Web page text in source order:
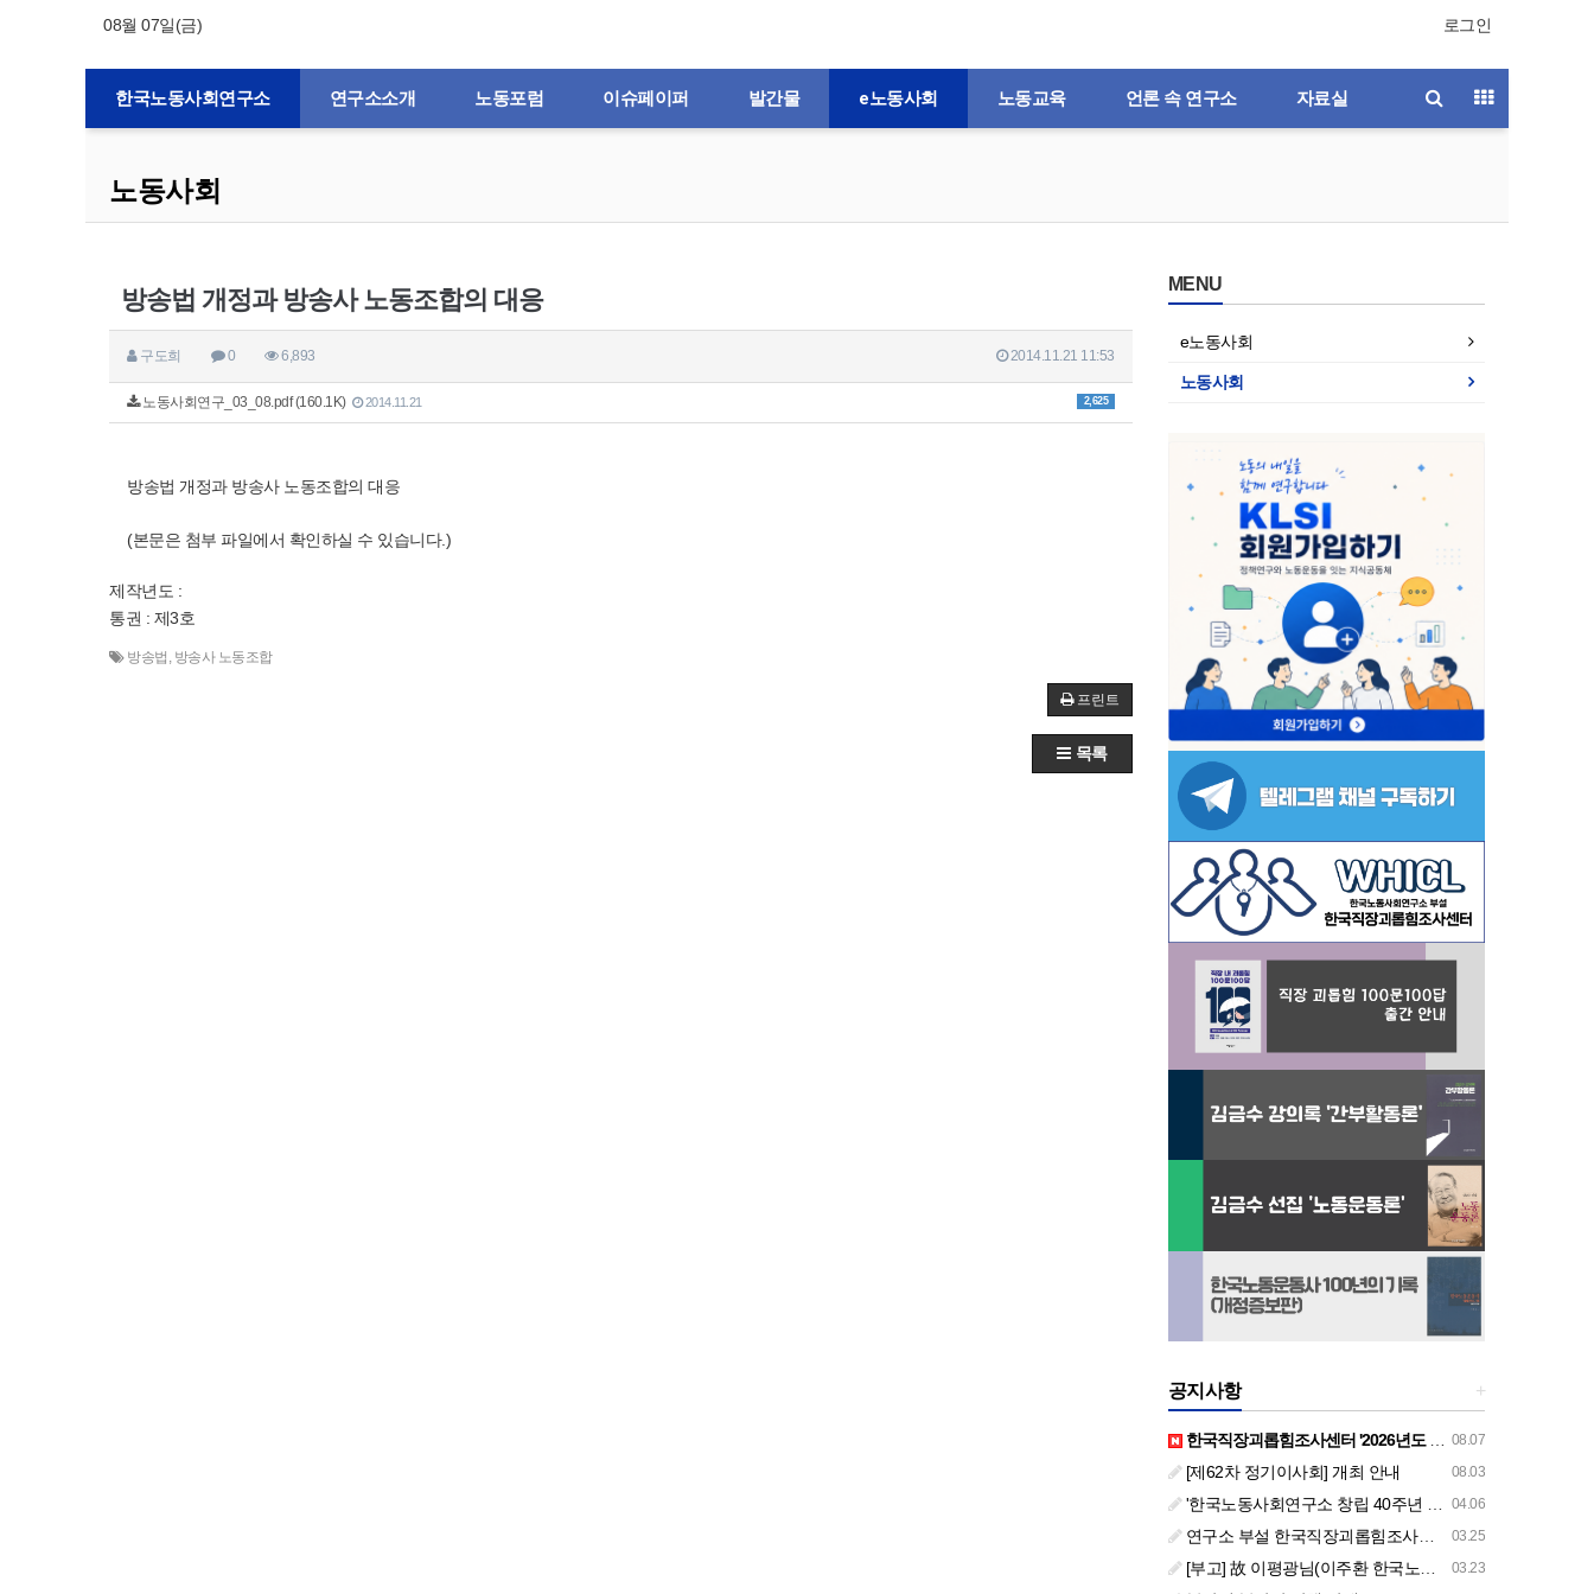
08월 07일(금) 로그인
한국노동사회연구소 연구소소개 노동포럼 이슈페이퍼 발간물 e노동사회 노동교육 언론 속 연구소 자료실
노동사회
방송법 개정과 방송사 노동조합의 대응
구도희 0 6,893 2014.11.21 11:53
2,625
노동사회연구_03_08.pdf (160.1K) 2014.11.21
방송법 개정과 방송사 노동조합의 대응
(본문은 첨부 파일에서 확인하실 수 있습니다.)
제작년도 :
통권 : 제3호
방송법 , 방송사 노동조합
프린트
목록
MENU
e노동사회
노동사회
+
공지사항
08.07
한국직장괴롭힘조사센터 '2026년도 하반기 주요 사업 안내' (교육/컨설팅)
08.03
[제62차 정기이사회] 개최 안내
04.06
'한국노동사회연구소 창립 40주년 기념 행사 안내'
03.25
연구소 부설 한국직장괴롭힘조사센터 '2026년도 주요 사업 안내' (교육/컨설팅)
03.23
[부고] 故 이평광님(이주환 한국노동사회연구소 부소장 부친상)